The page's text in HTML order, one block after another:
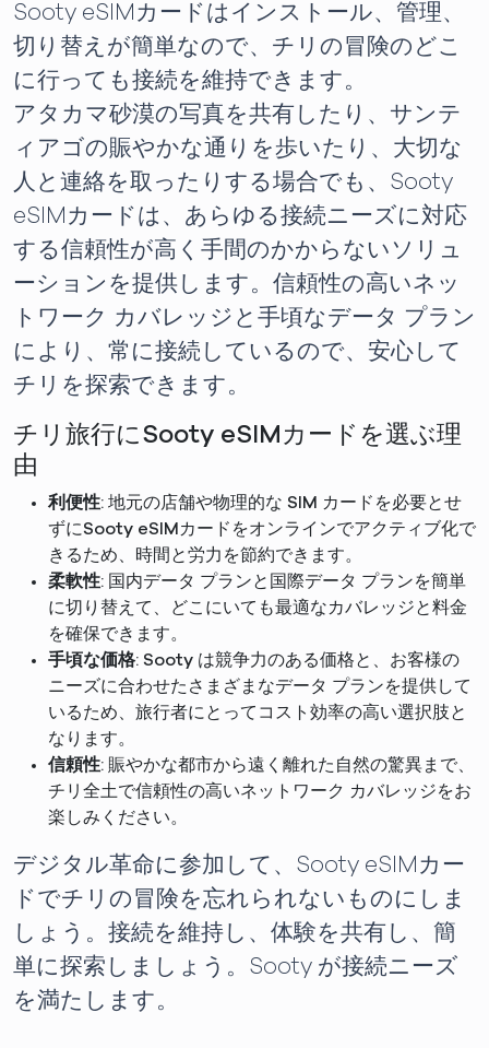
Sooty eSIMカードはインストール、管理、
切り替えが簡単なので、チリの冒険のどこ
に行っても接続を維持できます。
アタカマ砂漠の写真を共有したり、サンテ
ィアゴの賑やかな通りを歩いたり、大切な
人と連絡を取ったりする場合でも、Sooty
eSIMカードは、あらゆる接続ニーズに対応
する信頼性が高く手間のかからないソリュ
ーションを提供します。信頼性の高いネッ
トワーク カバレッジと手頃なデータ プラン
により、常に接続しているので、安心して
チリを探索できます。
チリ旅行にSooty eSIMカードを選ぶ理
由
利便性: 地元の店舗や物理的な SIM カードを必要とせ
ずにSooty eSIMカードをオンラインでアクティブ化で
きるため、時間と労力を節約できます。
柔軟性: 国内データ プランと国際データ プランを簡単
に切り替えて、どこにいても最適なカバレッジと料金
を確保できます。
手頃な価格: Sooty は競争力のある価格と、お客様の
ニーズに合わせたさまざまなデータ プランを提供して
いるため、旅行者にとってコスト効率の高い選択肢と
なります。
信頼性: 賑やかな都市から遠く離れた自然の驚異まで、
チリ全土で信頼性の高いネットワーク カバレッジをお
楽しみください。
デジタル革命に参加して、Sooty eSIMカー
ドでチリの冒険を忘れられないものにしま
しょう。接続を維持し、体験を共有し、簡
単に探索しましょう。Sooty が接続ニーズ
を満たします。